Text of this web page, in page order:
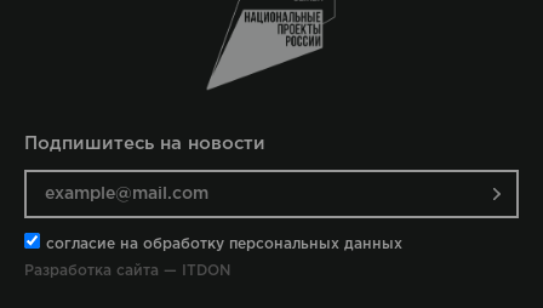
Подпишитесь на новости
согласие на обработку персональных данных
Разработка сайта — ITDON